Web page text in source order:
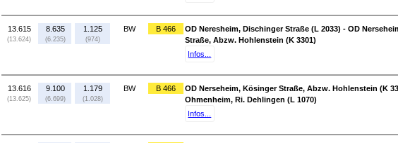
13.615
(13.624)
8.635
(6.235)
1.125
(974)
BW B 466
OD Neresheim, Dischinger Straße (L 2033) - OD
Straße, Abzw. Hohlenstein (K 3301)
Infos...
13.616
(13.625)
9.100
(6.699)
1.179
(1.028)
BW B 466
OD Nerseheim, Kösinger Straße, Abzw. Hohlenstein (K
Ohmenheim, Ri. Dehlingen (L 1070)
Infos...